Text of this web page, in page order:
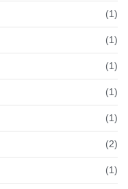
(1)
(1)
(1)
(1)
(1)
(2)
(1)